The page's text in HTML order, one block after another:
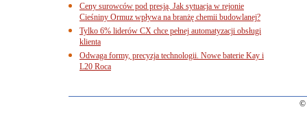
Ceny surowców pod presją. Jak sytuacja w rejonie
Cieśniny Ormuz wpływa na branżę chemii budowlanej?
Tylko 6% liderów CX chce pełnej automatyzacji obsługi
klienta
Odwaga formy, precyzja technologii. Nowe baterie Kay i
L20 Roca
©